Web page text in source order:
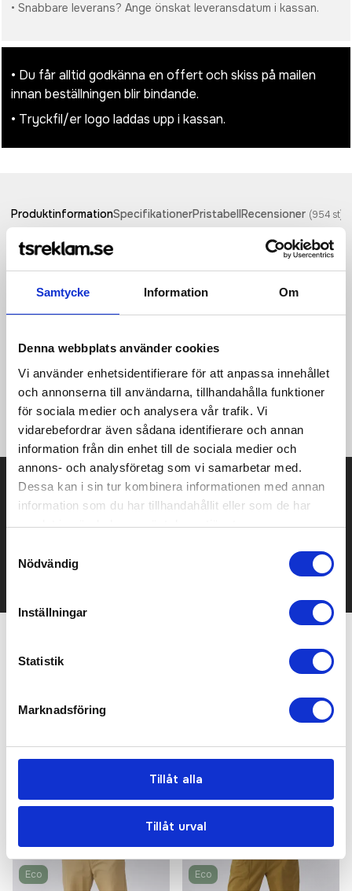
Samtycke Information Om
Denna webbplats använder cookies
Vi använder enhetsidentifierare för att anpassa innehållet
och annonserna till användarna, tillhandahålla funktioner
för sociala medier och analysera vår trafik. Vi
vidarebefordrar även sådana identifierare och annan
information från din enhet till de sociala medier och
annons- och analysföretag som vi samarbetar med.
Dessa kan i sin tur kombinera informationen med annan
information som du har tillhandahållit eller som de har
samlat in när du har använt deras tjänster.
Nödvändig
Inställningar
Statistik
Marknadsföring
Tillåt alla
Tillåt urval
• Snabbare leverans? Ange önskat leveransdatum i kassan.
• Du får alltid godkänna en offert och skiss på mailen
innan beställningen blir bindande.
• Tryckfil/er logo laddas upp i kassan.
ProduktinformationSpecifikationerPristabellRecensioner (954 st)
ADV HiT Sport Top 2 är en högfunktionell träningstopp med
lätt stöd som passar till de flesta typer av högintensiv
inomhusträning. Plagget är gjort av ett elastiskt och
effektiv fukttransport och bra kyleffekt. Träningstoppen har
fodrad front. Ergonomisk design i kombination med bra stretch
ger optimal rörelsefrihet och hög komfort. • Mjukt trikåmaterial
av återvunnen polyester och elastan • Lätt stöd • Elastisk
resår nedtill för stöd och bra passform • Korslagda band i
ryggen • Fodrad front • Perforerade detaljer framtill • Tight fit
Prisuppgift på mailen?
mailen.
Relaterade produkter
Eco Eco